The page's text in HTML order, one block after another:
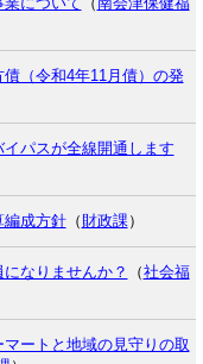
（令和4年11月債）の発
パスが全線開通します
編成方針（ 財政課）
なりませんか？ （社会福
ートと地域の見守りの取